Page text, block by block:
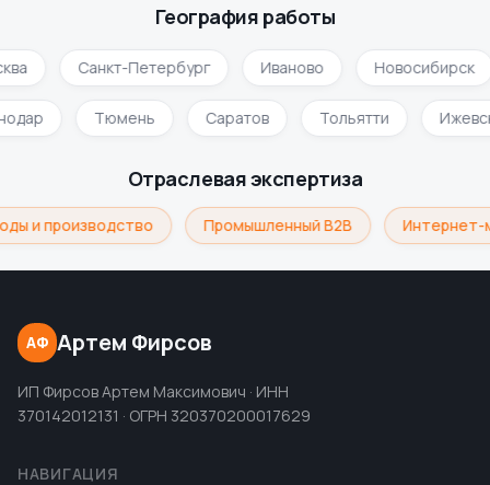
География работы
Санкт-Петербург Иваново Новосибирск
Тюмень Саратов Тольятти
Отраслевая экспертиза
и производство Промышленный B2B Интернет-
АФ Артем Фирсов
ИП Фирсов Артем Максимович · ИНН
370142012131 · ОГРН 320370200017629
НАВИГАЦИЯ